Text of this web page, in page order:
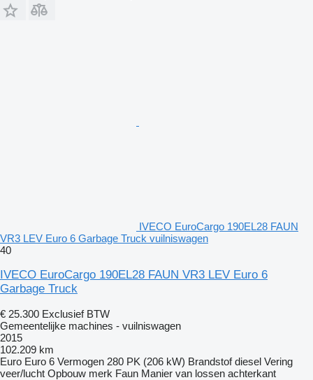
IVECO EuroCargo 190EL28 FAUN
VR3 LEV Euro 6 Garbage Truck vuilniswagen
40
IVECO EuroCargo 190EL28 FAUN VR3 LEV Euro 6
Garbage Truck
€ 25.300 Exclusief BTW
Gemeentelijke machines - vuilniswagen
2015
102.209 km
Euro Euro 6 Vermogen 280 PK (206 kW) Brandstof diesel Vering
veer/lucht Opbouw merk Faun Manier van lossen achterkant